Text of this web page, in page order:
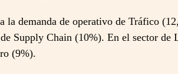
la demanda de operativo de Tráfico
Supply Chain (10%). En el sector de
(9%).